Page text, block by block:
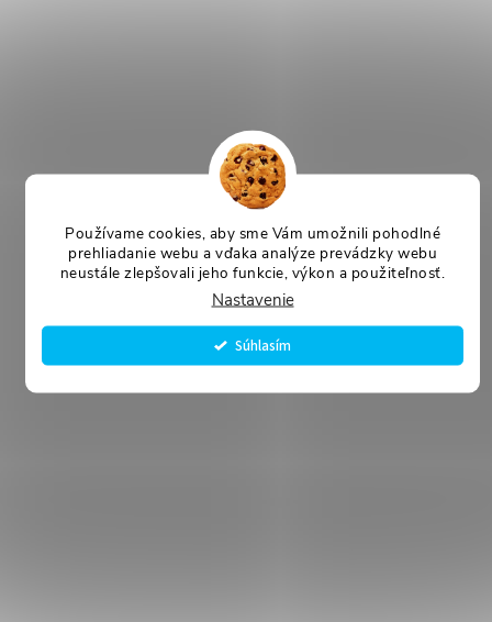
Používame cookies, aby sme Vám umožnili pohodlné
prehliadanie webu a vďaka analýze prevádzky webu
neustále zlepšovali jeho funkcie, výkon a použiteľnosť.
Nastavenie
Súhlasím